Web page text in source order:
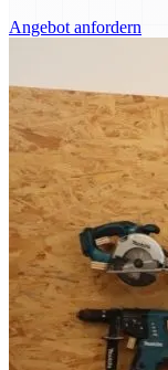
Angebot anfordern